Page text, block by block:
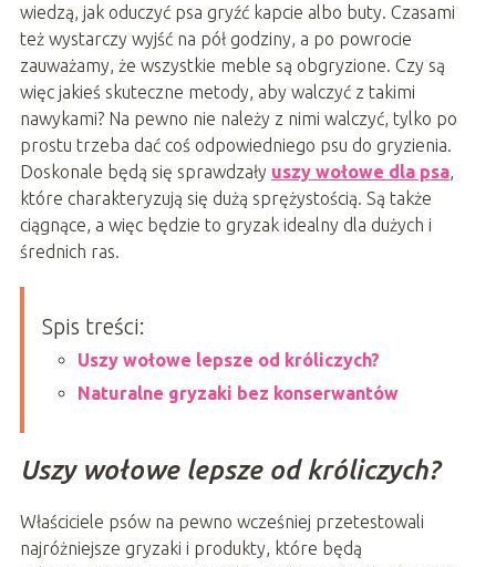
wiedzą, jak oduczyć psa gryźć kapcie albo buty. Czasami
też wystarczy wyjść na pół godziny, a po powrocie
zauważamy, że wszystkie meble są obgryzione. Czy są
więc jakieś skuteczne metody, aby walczyć z takimi
nawykami? Na pewno nie należy z nimi walczyć, tylko po
prostu trzeba dać coś odpowiedniego psu do gryzienia.
Doskonale będą się sprawdzały uszy wołowe dla psa,
które charakteryzują się dużą sprężystością. Są także
ciągnące, a więc będzie to gryzak idealny dla dużych i
średnich ras.
Spis treści:
Uszy wołowe lepsze od króliczych?
Naturalne gryzaki bez konserwantów
Uszy wołowe lepsze od króliczych?
Właściciele psów na pewno wcześniej przetestowali
najróżniejsze gryzaki i produkty, które będą